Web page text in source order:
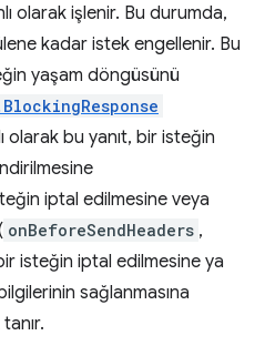
olarak işlenir. Bu durumda,
kadar istek engellenir. Bu
yaşam döngüsünü
olarak bu yanıt, bir isteğin
iptal edilmesine veya
onBeforeSendHeaders ,
isteğin iptal edilmesine ya
sağlanmasına